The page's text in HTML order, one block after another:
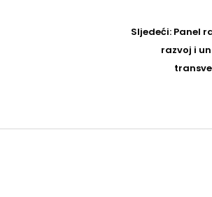
Sljedeći: Sljedeći
Post
Panel
razvoj i